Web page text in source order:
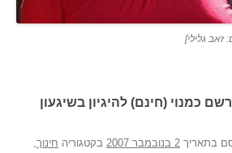
זאב גלילי]
כמנוי (חינם) להיגיון בשיגעון
בתאריך 2 בנובמבר 2007 בקטגוריה חינוך